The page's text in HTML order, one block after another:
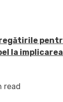
la
read